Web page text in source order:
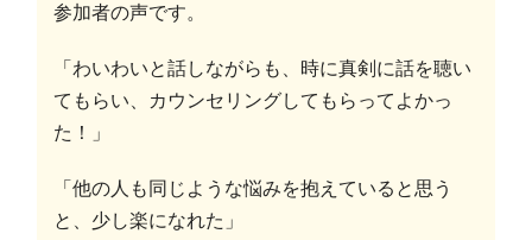
参加者の声です。
「わいわいと話しながらも、時に真剣に話を聴い
てもらい、カウンセリングしてもらってよかっ
た！」
「他の人も同じような悩みを抱えていると思う
と、少し楽になれた」